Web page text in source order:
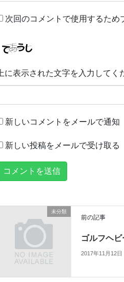
次回のコメントで使用するため
上に表示された文字を入力してく
新しいコメントをメールで通知
新しい投稿をメールで受け取る
未分類
前の記事
ゴルフヘ
2017年11月12日